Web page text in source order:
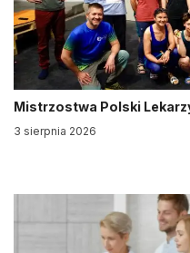
Mistrzostwa Polski
3 sierpnia 2026